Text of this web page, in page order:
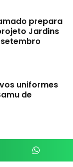
prepara
Jardins
uniformes
de